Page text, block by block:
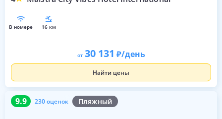
в номере 16 км
от 30 131 /день
Найти цены
9.9 230 оценок Пляжный
9.9 230 оценок